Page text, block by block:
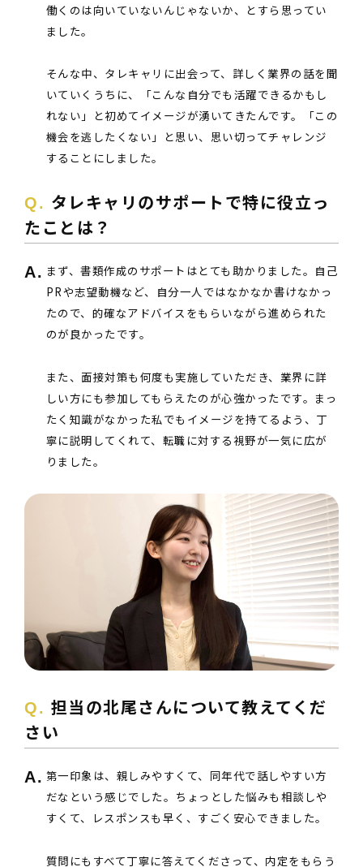
働くのは向いていないんじゃないか、とすら思ってい
ました。
そんな中、タレキャリに出会って、詳しく業界の話を聞
いていくうちに、「こんな自分でも活躍できるかもし
れない」と初めてイメージが湧いてきたんです。「この
機会を逃したくない」と思い、思い切ってチャレンジ
することにしました。
タレキャリのサポートで特に役立っ
たことは？
まず、書類作成のサポートはとても助かりました。自己
PRや志望動機など、自分一人ではなかなか書けなかっ
たので、的確なアドバイスをもらいながら進められた
のが良かったです。
また、面接対策も何度も実施していただき、業界に詳
しい方にも参加してもらえたのが心強かったです。まっ
たく知識がなかった私でもイメージを持てるよう、丁
寧に説明してくれて、転職に対する視野が一気に広が
りました。
担当の北尾さんについて教えてくだ
さい
第一印象は、親しみやすくて、同年代で話しやすい方
だなという感じでした。ちょっとした悩みも相談しや
すくて、レスポンスも早く、すごく安心できました。
質問にもすべて丁寧に答えてくださって、内定をもらう